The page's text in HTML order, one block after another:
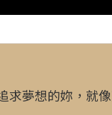
求夢想的妳，就